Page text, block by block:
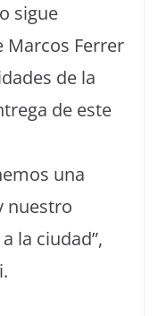
sigue
Marcos Ferrer
de la
de este
una
nuestro
la ciudad”,